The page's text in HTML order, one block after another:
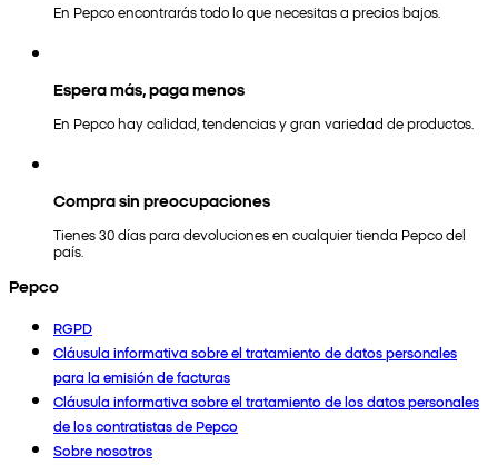
En Pepco encontrarás todo lo que necesitas a precios bajos.
Espera más, paga menos
En Pepco hay calidad, tendencias y gran variedad de productos.
Compra sin preocupaciones
Tienes 30 días para devoluciones en cualquier tienda Pepco del
país.
Pepco
RGPD
Cláusula informativa sobre el tratamiento de datos personales
para la emisión de facturas
Cláusula informativa sobre el tratamiento de los datos personales
de los contratistas de Pepco
Sobre nosotros